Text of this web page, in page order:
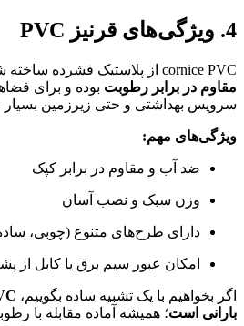
4. ویژگی‌های قرنیز PVC
cornice PVC از پلاستیک فشرده ساخته شده است. این نوع قرنیز
مقاوم در برابر رطوبت بوده و برای
سرویس بهداشتی و حتی زیرزمین
ویژگی‌های مهم:
ضد آب و مقاوم در برابر کپک
وزن سبک و نصب آسان
دارای طرح‌های متنوع (چوبی،
امکان عبور سیم برق یا کابل از
اگر بخواهیم با یک تشبیه ساده بگوییم،
بارانی است؛ همیشه آماده مقابله با